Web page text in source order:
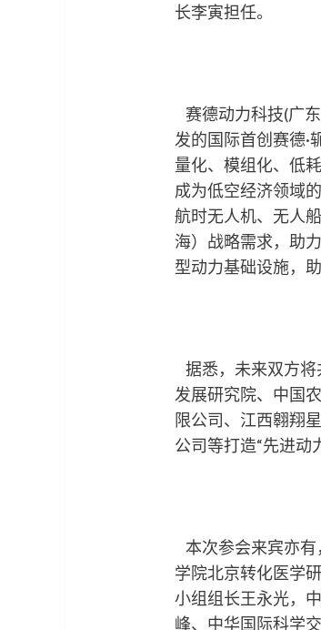
长李寅担任。
赛德动力科技(广
发的国际首创赛德·
量化、模组化、低
成为低空经济领域
航时无人机、无人
海）战略需求，助
型动力基础设施，
据悉，未来双方将
发展研究院、中国
限公司、江西翱翔
公司等打造“先进动
本次参会来宾亦
学院北京转化医学
小组组长王永光，
峰、中华国际科学